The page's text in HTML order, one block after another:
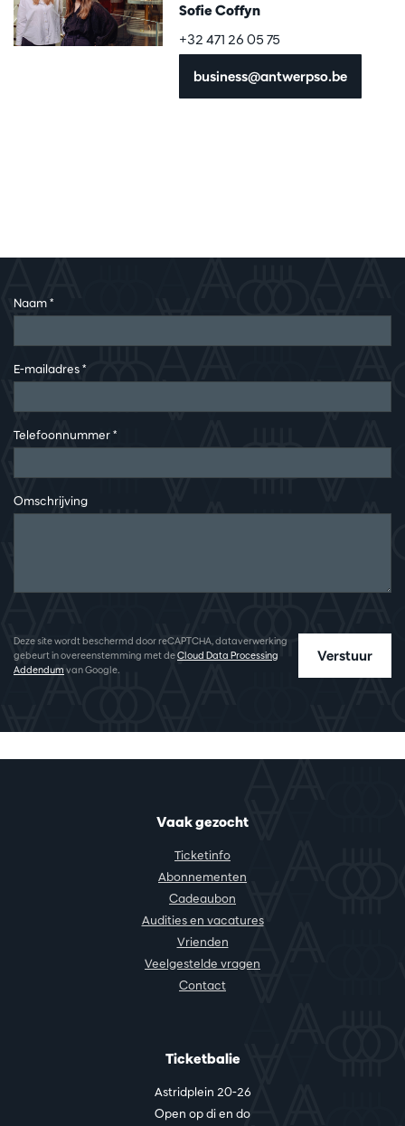
Sofie Coffyn
+32 471 26 05 75
business@antwerpso.be
Naam*
E-mailadres*
Telefoonnummer*
Omschrijving
Verstuur
Deze site wordt beschermd door reCAPTCHA, dataverwerking
gebeurt in overeenstemming met deCloud Data Processing
Addendum van Google.
Vaak gezocht
Ticketinfo
Abonnementen
Cadeaubon
Audities en vacatures
Vrienden
Veelgestelde vragen
Contact
Ticketbalie
Astridplein 20-26
Open op di en do